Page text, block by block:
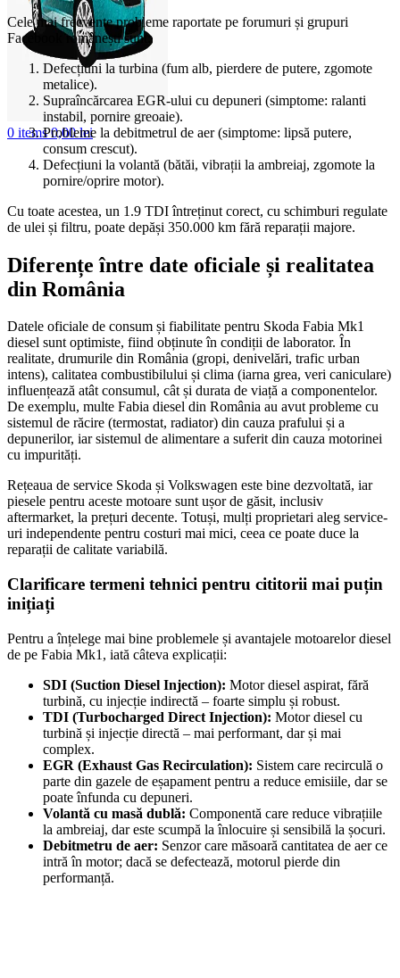
0 items 0,00lei
Cele mai frecvente probleme raportate pe forumuri și grupuri
Facebook românești sunt:
Defecțiuni la turbina (fum alb, pierdere de putere, zgomote
metalice).
Supraîncărcarea EGR-ului cu depuneri (simptome: ralanti
instabil, pornire greoaie).
Probleme la debitmetrul de aer (simptome: lipsă putere,
consum crescut).
Defecțiuni la volantă (bătăi, vibrații la ambreiaj, zgomote la
pornire/oprire motor).
Cu toate acestea, un 1.9 TDI întreținut corect, cu schimburi regulate
de ulei și filtru, poate depăși 350.000 km fără reparații majore.
Diferențe între date oficiale și realitatea
din România
Datele oficiale de consum și fiabilitate pentru Skoda Fabia Mk1
diesel sunt optimiste, fiind obținute în condiții de laborator. În
realitate, drumurile din România (gropi, denivelări, trafic urban
intens), calitatea combustibilului și clima (iarna grea, veri caniculare)
influențează atât consumul, cât și durata de viață a componentelor.
De exemplu, multe Fabia diesel din România au avut probleme cu
sistemul de răcire (termostat, radiator) din cauza prafului și a
depunerilor, iar sistemul de alimentare a suferit din cauza motorinei
cu impurități.
Rețeaua de service Skoda și Volkswagen este bine dezvoltată, iar
piesele pentru aceste motoare sunt ușor de găsit, inclusiv
aftermarket, la prețuri decente. Totuși, mulți proprietari aleg service-
uri independente pentru costuri mai mici, ceea ce poate duce la
reparații de calitate variabilă.
Clarificare termeni tehnici pentru cititorii mai puțin
inițiați
Pentru a înțelege mai bine problemele și avantajele motoarelor diesel
de pe Fabia Mk1, iată câteva explicații:
SDI (Suction Diesel Injection): Motor diesel aspirat, fără
turbină, cu injecție indirectă – foarte simplu și robust.
TDI (Turbocharged Direct Injection): Motor diesel cu
turbină și injecție directă – mai performant, dar și mai
complex.
EGR (Exhaust Gas Recirculation): Sistem care recirculă o
parte din gazele de eșapament pentru a reduce emisiile, dar se
poate înfunda cu depuneri.
Volantă cu masă dublă: Componentă care reduce vibrațiile
la ambreiaj, dar este scumpă la înlocuire și sensibilă la șocuri.
Debitmetru de aer: Senzor care măsoară cantitatea de aer ce
intră în motor; dacă se defectează, motorul pierde din
performanță.